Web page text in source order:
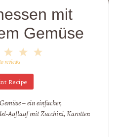
mit
Gemüse
Stars
Stars
reviews
Recipe
– ein einfacher,
Auflauf mit Zucchini, Karotten